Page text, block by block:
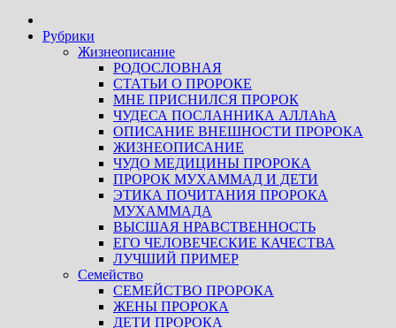
Рубрики
Жизнеописание
РОДОСЛОВНАЯ
СТАТЬИ О ПРОРОКЕ
МНЕ ПРИСНИЛСЯ ПРОРОК
ЧУДЕСА ПОСЛАННИКА АЛЛАhА
ОПИСАНИЕ ВНЕШНОСТИ ПРОРОКА
ЖИЗНЕОПИСАНИЕ
ЧУДО МЕДИЦИНЫ ПРОРОКА
ПРОРОК МУХАММАД И ДЕТИ
ЭТИКА ПОЧИТАНИЯ ПРОРОКА
МУХАММАДА
ВЫСШАЯ НРАВСТВЕННОСТЬ
ЕГО ЧЕЛОВЕЧЕСКИЕ КАЧЕСТВА
ЛУЧШИЙ ПРИМЕР
Семейство
СЕМЕЙСТВО ПРОРОКА
ЖЕНЫ ПРОРОКА
ДЕТИ ПРОРОКА